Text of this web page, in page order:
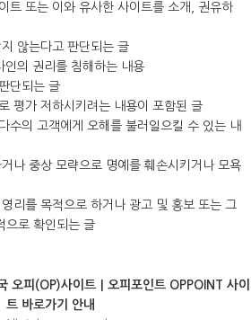
트 또는 이와 유사한 사이트를 소개, 권유하
않는다고 판단되는 글
인의 권리를 침해하는 내용
단되는 글
평가 저하시키려는 내용이 포함된 글
수의 고객에게 오해를 불러일으킬 수 있는 내
나 중상 모략으로 명예를 훼손시키거나 모욕
리를 목적으로 하거나 광고 및 홍보 또는 그
으로 확인되는 글
오피(OP)사이트｜오피포인트 OPPOINT 사이
트 바로가기 안내